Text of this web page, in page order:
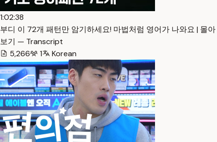
1:02:38
부디 이 72개 패턴만 암기하세요! 마법처럼 영어가 나와요 | 몰아
보기 — Transcript
5,266
1 Korean